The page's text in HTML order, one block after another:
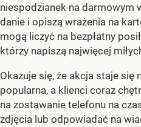
niespodzianek na darmowym
danie i opiszą wrażenia na
mogą liczyć na bezpłatny
którzy napiszą najwięcej
Okazuje się, że akcja staje się
popularna, a klienci coraz
na zostawanie telefonu na
zdjęcia lub odpowiadać na